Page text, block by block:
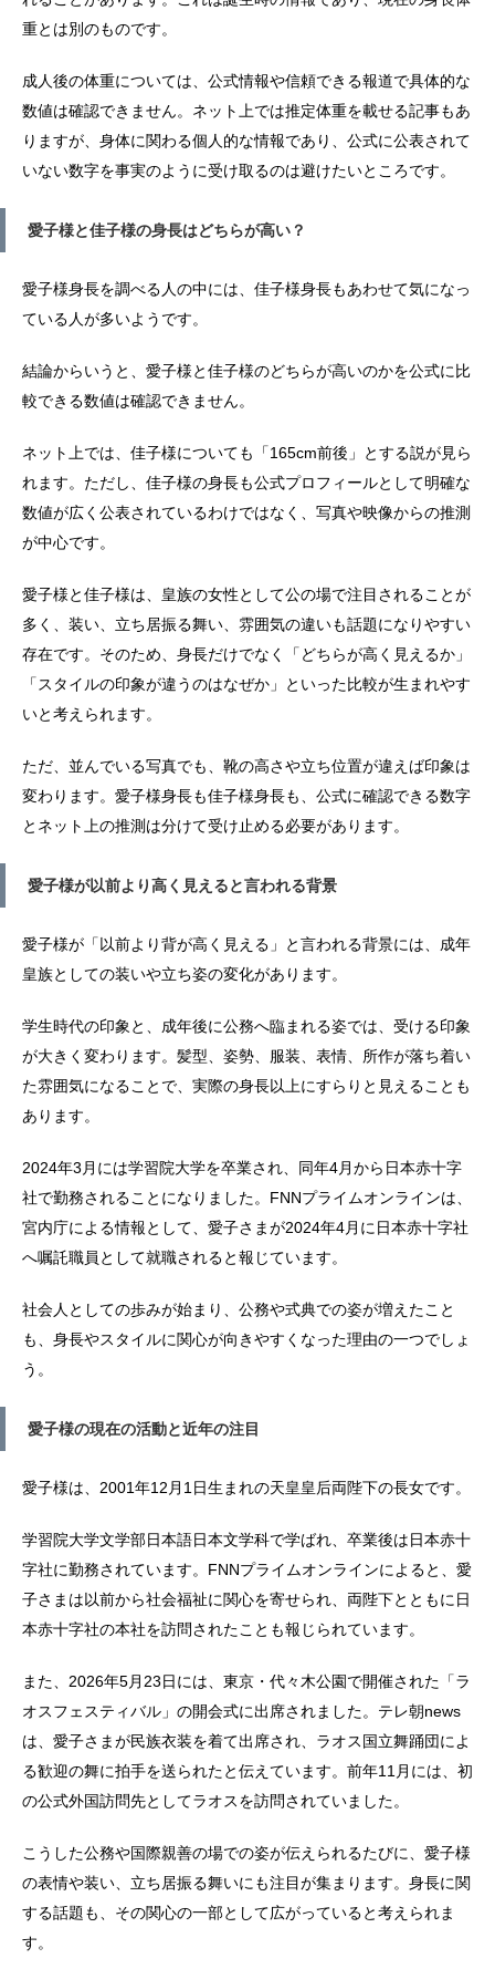
重とは別のものです。
成人後の体重については、公式情報や信頼できる報道で具体的な
数値は確認できません。ネット上では推定体重を載せる記事もあ
りますが、身体に関わる個人的な情報であり、公式に公表されて
いない数字を事実のように受け取るのは避けたいところです。
愛子様と佳子様の身長はどちらが高い？
愛子様身長を調べる人の中には、佳子様身長もあわせて気になっ
ている人が多いようです。
結論からいうと、愛子様と佳子様のどちらが高いのかを公式に比
較できる数値は確認できません。
ネット上では、佳子様についても「165cm前後」とする説が見ら
れます。ただし、佳子様の身長も公式プロフィールとして明確な
数値が広く公表されているわけではなく、写真や映像からの推測
が中心です。
愛子様と佳子様は、皇族の女性として公の場で注目されることが
多く、装い、立ち居振る舞い、雰囲気の違いも話題になりやすい
存在です。そのため、身長だけでなく「どちらが高く見えるか」
「スタイルの印象が違うのはなぜか」といった比較が生まれやす
いと考えられます。
ただ、並んでいる写真でも、靴の高さや立ち位置が違えば印象は
変わります。愛子様身長も佳子様身長も、公式に確認できる数字
とネット上の推測は分けて受け止める必要があります。
愛子様が以前より高く見えると言われる背景
愛子様が「以前より背が高く見える」と言われる背景には、成年
皇族としての装いや立ち姿の変化があります。
学生時代の印象と、成年後に公務へ臨まれる姿では、受ける印象
が大きく変わります。髪型、姿勢、服装、表情、所作が落ち着い
た雰囲気になることで、実際の身長以上にすらりと見えることも
あります。
2024年3月には学習院大学を卒業され、同年4月から日本赤十字
社で勤務されることになりました。FNNプライムオンラインは、
宮内庁による情報として、愛子さまが2024年4月に日本赤十字社
へ嘱託職員として就職されると報じています。
社会人としての歩みが始まり、公務や式典での姿が増えたこと
も、身長やスタイルに関心が向きやすくなった理由の一つでしょ
う。
愛子様の現在の活動と近年の注目
愛子様は、2001年12月1日生まれの天皇皇后両陛下の長女です。
学習院大学文学部日本語日本文学科で学ばれ、卒業後は日本赤十
字社に勤務されています。FNNプライムオンラインによると、愛
子さまは以前から社会福祉に関心を寄せられ、両陛下とともに日
本赤十字社の本社を訪問されたことも報じられています。
また、2026年5月23日には、東京・代々木公園で開催された「ラ
オスフェスティバル」の開会式に出席されました。テレ朝news
は、愛子さまが民族衣装を着て出席され、ラオス国立舞踊団によ
る歓迎の舞に拍手を送られたと伝えています。前年11月には、初
の公式外国訪問先としてラオスを訪問されていました。
こうした公務や国際親善の場での姿が伝えられるたびに、愛子様
の表情や装い、立ち居振る舞いにも注目が集まります。身長に関
する話題も、その関心の一部として広がっていると考えられま
す。